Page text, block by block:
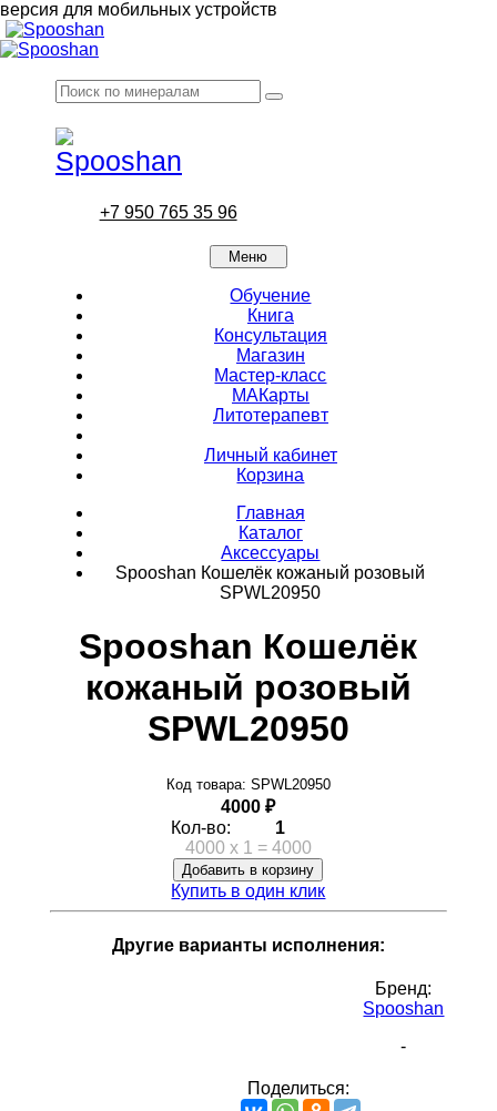
версия для мобильных устройств
+7 950 765 35 96
Меню
Обучение
Книга
Консультация
Магазин
Мастер-класс
МАКарты
Литотерапевт
Личный кабинет
Корзина
Главная
Каталог
Аксессуары
Spooshan Кошелёк кожаный розовый
SPWL20950
Spooshan Кошелёк
кожаный розовый
SPWL20950
Код товара: SPWL20950
4000 ₽
Кол-во:
1
4000 x 1 = 4000
Добавить в корзину
Купить в один клик
Другие варианты исполнения:
Бренд:
Spooshan
-
Поделиться: